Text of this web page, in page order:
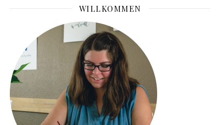
WILLKOMMEN